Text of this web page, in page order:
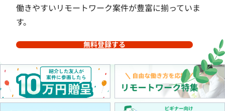
働きやすいリモートワーク案件が豊富に揃っていま
す。
無料登録する